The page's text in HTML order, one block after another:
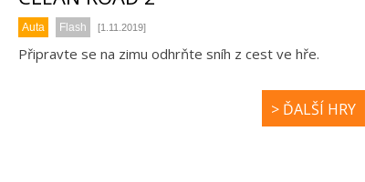
Auta Flash [1.11.2019]
Připravte se na zimu odhrňte sníh z cest ve hře.
> ĎALŠÍ HRY